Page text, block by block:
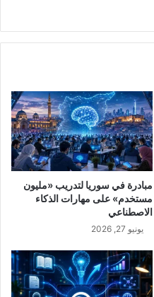
مبادرة في سوريا لتدريب «مليون
مستخدم» على مهارات الذكاء
الاصطناعي
يونيو 27, 2026